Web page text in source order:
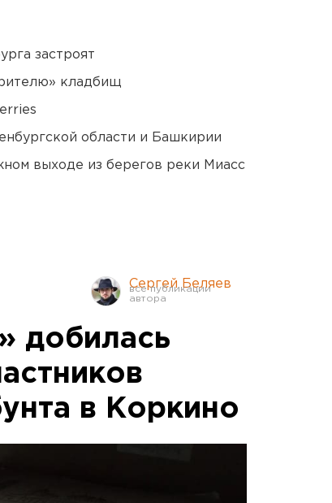
застроят
кладбищ
области и Башкирии
выходе из берегов реки Миасс
Сергей Беляев
добилась
в Коркино